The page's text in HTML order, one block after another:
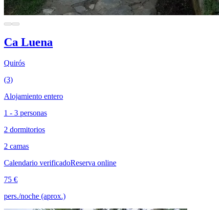
Ca Luena
Quirós
(3)
Alojamiento entero
1 - 3 personas
2 dormitorios
2 camas
Calendario verificadoReserva online
75 €
pers./noche (aprox.)